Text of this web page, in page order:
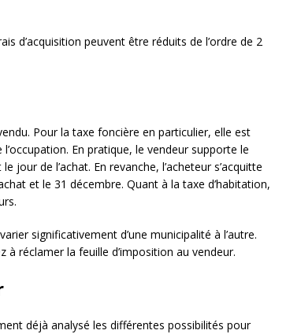
d’acquisition peuvent être réduits de l’ordre de 2
Pour la taxe foncière en particulier, elle est
En pratique, le vendeur supporte le
jour de l’achat. En revanche, l’acheteur s’acquitte
et le 31 décembre. Quant à la taxe d’habitation,
significativement d’une municipalité à l’autre.
réclamer la feuille d’imposition au vendeur.
déjà analysé les différentes possibilités pour